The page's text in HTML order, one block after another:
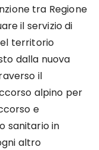
tra Regione
il servizio di
territorio
dalla nuova
il
alpino per
e
sanitario in
altro